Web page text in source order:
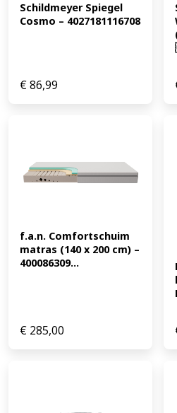
Schildmeyer Spiegel
Cosmo – 4027181116708
€86,99
f.a.n. Comfortschuim
matras (140 x 200 cm) –
400086309...
€ 285,00